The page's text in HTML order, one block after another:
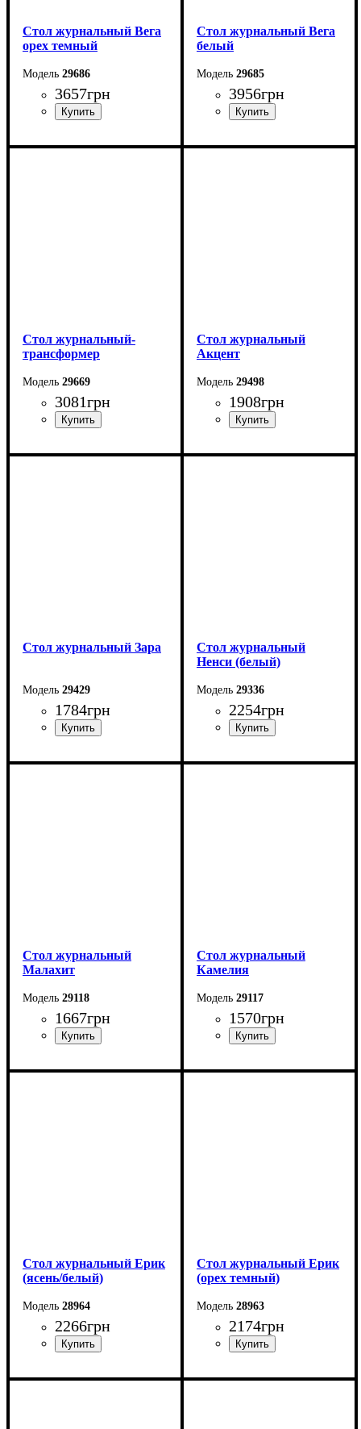
Стол журнальный Вега
орех темный
29686
3657грн
Длина-76 см
Стол журнальный Вега
белый
29685
3956грн
Длина-76 см
Стол журнальный-
трансформер
29669
3081грн
Ширина: 98,4 см
Стол журнальный
Акцент
29498
1908грн
Ширина: 110 см
Стол журнальный Зара
29429
1784грн
Ширина: 87 см
Стол журнальный
Ненси (белый)
29336
2254грн
Ширина: 90 см
Стол журнальный
Малахит
29118
1667грн
Ширина: 90 см
Стол журнальный
Камелия
29117
1570грн
Ширина: 90 см
Стол журнальный Ерик
(ясень/белый)
28964
2266грн
Ширина: 61 см
Стол журнальный Ерик
(орех темный)
28963
2174грн
Ширина: 61 см